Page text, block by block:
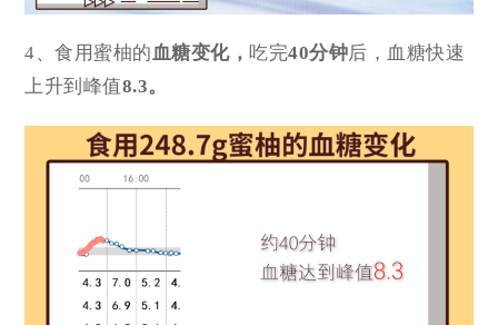
4、食用蜜柚的血糖变化，吃完40分钟后，血糖快速
上升到峰值8.3。